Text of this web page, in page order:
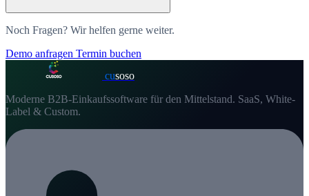
Noch Fragen? Wir helfen gerne weiter.
Demo anfragen Termin buchen
cusoso
Moderne B2B-Einkaufssoftware für den Mittelstand. SaaS, White-
Label & Custom.